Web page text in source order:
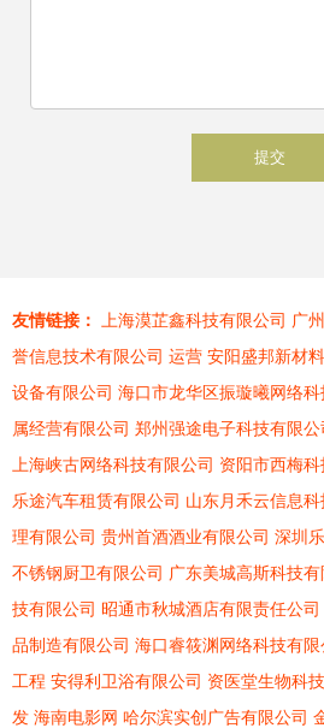
友情链接： 上海漠芷鑫科技有限公司 广
誉信息技术有限公司 运营 安阳盛邦新材
设备有限公司 海口市龙华区振璇曦网络科
属经营有限公司 郑州强途电子科技有限公
上海峡古网络科技有限公司 资阳市西梅
乐途汽车租赁有限公司 山东月禾云信息科
理有限公司 贵州首酒酒业有限公司 深圳
不锈钢厨卫有限公司 广东美城高斯科技有
技有限公司 昭通市秋城酒店有限责任公司
品制造有限公司 海口睿筱渊网络科技有限
工程 安得利卫浴有限公司 资医堂生物科
发 海南电影网 哈尔滨实创广告有限公司